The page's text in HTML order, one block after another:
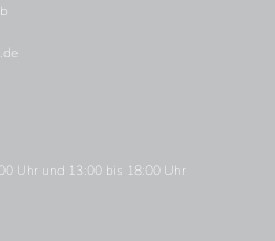
Uhr und 13:00 bis 18:00 Uhr